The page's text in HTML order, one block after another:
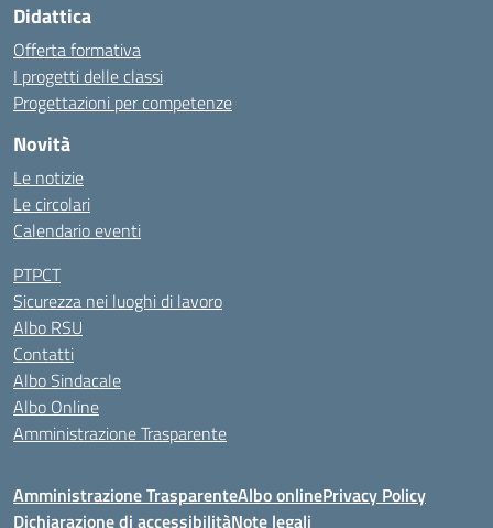
Didattica
Offerta formativa
I progetti delle classi
Progettazioni per competenze
Novità
Le notizie
Le circolari
Calendario eventi
PTPCT
Sicurezza nei luoghi di lavoro
Albo RSU
Contatti
Albo Sindacale
Albo Online
Amministrazione Trasparente
Amministrazione TrasparenteAlbo onlinePrivacy Policy
Dichiarazione di accessibilitàNote legali